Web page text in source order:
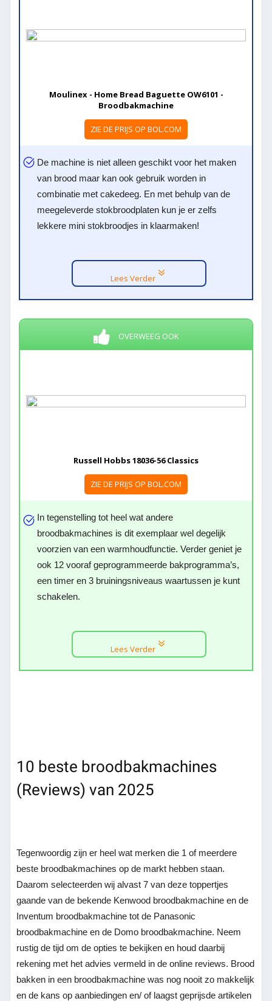
Moulinex - Home Bread Baguette OW6101 -
Broodbakmachine
ZIE DE PRIJS OP BOL.COM
De machine is niet alleen geschikt voor het maken
van brood maar kan ook gebruik worden in
combinatie met cakedeeg. En met behulp van de
meegeleverde stokbroodplaten kun je er zelfs
lekkere mini stokbroodjes in klaarmaken!
Lees Verder
OVERWEEG OOK
Russell Hobbs 18036-56 Classics
ZIE DE PRIJS OP BOL.COM
In tegenstelling tot heel wat andere
broodbakmachines is dit exemplaar wel degelijk
voorzien van een warmhoudfunctie. Verder geniet je
ook 12 vooraf geprogrammeerde bakprogramma’s,
een timer en 3 bruiningsniveaus waartussen je kunt
schakelen.
Lees Verder
10 beste broodbakmachines
(Reviews) van 2025
Tegenwoordig zijn er heel wat merken die 1 of meerdere
beste broodbakmachines op de markt hebben staan.
Daarom selecteerden wij alvast 7 van deze toppertjes
gaande van de bekende Kenwood broodbakmachine en de
Inventum broodbakmachine tot de Panasonic
broodbakmachine en de Domo broodbakmachine. Neem
rustig de tijd om de opties te bekijken en houd daarbij
rekening met het advies vermeld in de online reviews. Brood
bakken in een broodbakmachine was nog nooit zo makkelijk
en de kans op aanbiedingen en/ of laagst geprijsde artikelen